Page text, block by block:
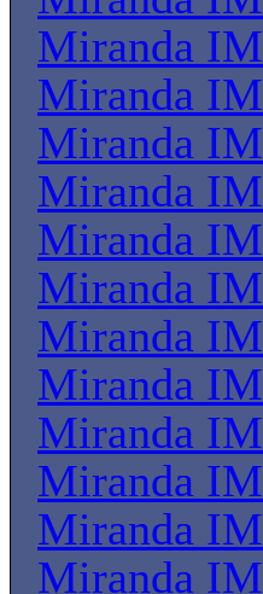
Miranda IM
Miranda IM
Miranda IM
Miranda IM
Miranda IM
Miranda IM
Miranda IM
Miranda IM
Miranda IM
Miranda IM
Miranda IM
Miranda IM